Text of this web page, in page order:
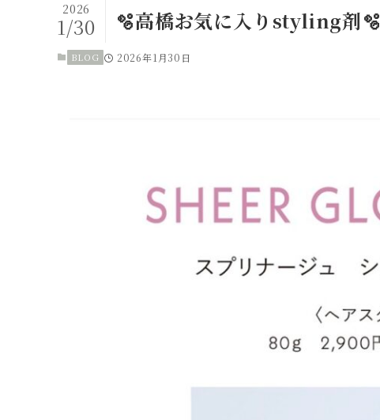
🫧高橋お気に入りstyling剤🫧
2026
1/30
BLOG 2026年1月30日